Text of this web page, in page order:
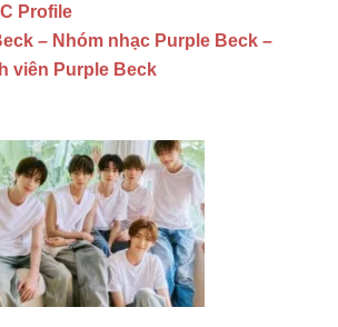
Profile
– Nhóm nhạc Purple Beck –
viên Purple Beck